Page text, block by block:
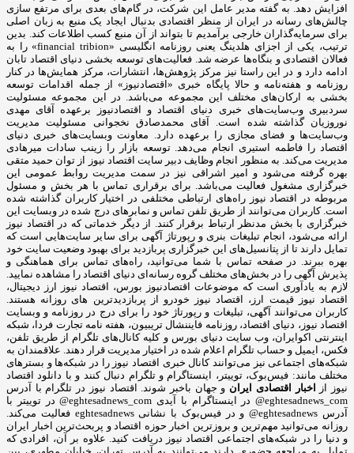
افزایش دهد. به گفته مدیر عامل این شرکت، در گام‌های بعدی برای مرتفع سازی
چالش‌های رسانه در ایران از منظر اقتصادی بدنبال ایجاد یک منبع به زبان اصلی
برای سرمایه‌گذاران خارجی برآمدیم تا بتواند از آن منبع کسب اطلاعات کند. بدین
ترتیب، یکی از اجزای هلدینگ یعنی روزنامه انگلیسی «financial tribion» را به
فعالان اقتصادی و بنگاه‌ها عرضه شد. فعالیت‌های توسعه بخشی دنیای اقتصاد تابان
ادامه دارد و در این راستا نیز مرکز پژوهش‌ها، انتشارات، مرکز همایش‌ها در کنار
روزنامه و هفته‌نامه و حالا پایگاه خبری «اقتصادنیوز» از جمله اقدامات توسعه
بخشی به ارکان‌های مختلف این مجموعه می‌باشد. در این مجموعه مسئولیت
سردبیری وب‌سایت‌های خبری دنیای اقتصاد و اقتصادنیوز برعهده آقای مهدی
نوروزیان گذاشته شده است. آقای محمدصادق نخجوانی مسئولیت مدیریت
وب‌سایت‌ها و فضای مجازی را برعهده دارد. معاونت وبسایت‌های خبری دنیای
اقتصاد را فاطمه استیری انجام می‌دهد. توسعه بازار را زینب سادات میرهادی
مدیریت می‌کند. به منظور انجام وظایف دبیر سایت اقتصاد نیوز از توان حمید متقی
بهره گرفته می‌شود و امیر اشراقی نیز در سمت مدیریت روابط عمومی این
خبرگزاری مشغول فعالیت می‌باشد. برای برقراری تماس با هر بخش و مسئول
مربوطه در اقتصاد نیوز راه‌های ارتباطی مختلفی در اختیار کاربران گذاشته شده
است. کاربران می‌توانند از طریق تلفن تماس و نمابرهای درج شده در وبسایت این
خبرگزاری با بخش مدنظر ارتباط برقرار کنند. از دیگر خدماتی که در اقتصاد نیوز
ارائه می‌شود، انجام تبلیغات بنری و رپورتاژ آگهی برای سایر سایت‌هایی است که
تمایل دارند تا از پتانسیل‌های این خبرگزاری پربازدید برای بهبود وضعیت سایت خود
بهره ببرند. در صفحه تماس با شما می‌توانید، راه‌های تماس برای هماهنگی و
پذیرش آگهی را در بخش‌های مختلف گروه رسانه‌ای دنیای اقتصاد را مشاهده نمایید.
لازم به یادآوری است که موضوعات اقتصادنیوز بورس، اقتصاد نیوز ارز دیجیتال،
اقتصاد نیوز قیمت ارز، اقتصاد نیوز خودرو از پربازدیدترین های روزانه هستند.
کاربران می‌توانند آگهی، تبلیغات و رپورتاژ خود را برای درج در روزنامه و وبسایت
اقتصاد نیوز، دنیای اقتصاد، روزنامه فایننشال تریبیون، هفته نامه تجارت فردا، شبکه
اینترنتی اکوایران، وب سایت دنیای بورس و کلیه کانال‌های تلگرام از طریق تلفن،
فکس، ایمیل و حساب تلگرام اعلام شده در اختیار مدیریت قرار دهند. علاقمندان به
شبکه‎‌های اجتماعی نیز می‌توانند کانال خبری اقتصاد نیوز را در شبکه‌ها و بسترهای
مختلف مانند: فیس‌بوک، توییتر، اینستاگرام و تلگرام دنبال کنند و با دانلود اقتصاد
نیوز از اخبار اقتصادی ایران و جهان باخبر شوند. اقتصاد نیوز در تلگرام با آدرس
eghtesadnews_com@ در اینستاگرام با آیدی eghtesadnews_com@ در توییتر با
آدرس eghtesadnews@ و در فیس‌بوک با نشانی eghtesadnews فعالیت می‌کند.
روزانه می‌توانید مهم‌ترین و بروزترین اخبار حوزه اقتصاد و پربحث‌ترین اخبار ایران
و دنیا را در شبکه‌های اجتماعی اقتصاد نیوز دریافت کنید. علاوه بر آن، افرادی که
تمایل به مراجعه حضوری دارند می‌توانند به آدرس تهران، خیابان مطهری، بین